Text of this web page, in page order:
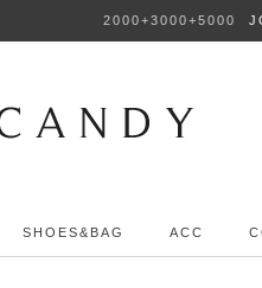
2000+3000+5000
SHOES&BAG ACC